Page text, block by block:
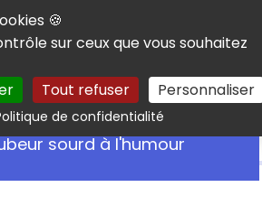
cookies
🍪
sur ceux que vous souhaitez
Tout refuser Personnaliser
de confidentialitéRechercher
sourd à l'humour